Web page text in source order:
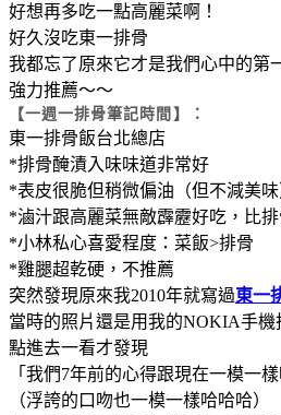
好想再多吃一點高麗菜啊！
好久沒吃東一排骨
我都忘了原來它才是我們心中的第
強力推薦～～
【一週一排骨筆記時間】：
東一排骨飯台北總店
*排骨醃漬入味味道非常好
*表皮很脆但稍微偏油（但不減美味
*滷汁跟高麗菜無敵霹靂好吃，比排
*小林私心喜愛程度：菜飯>排骨
*雞腿超乾硬，不推薦
突然發現原來我2010年就寫過東一
當時的照片還是用我的NOKIA手機
點進去一看才發現
「我們7年前的心得跟現在一模一樣
（浮誇的口吻也一模一樣哈哈哈）